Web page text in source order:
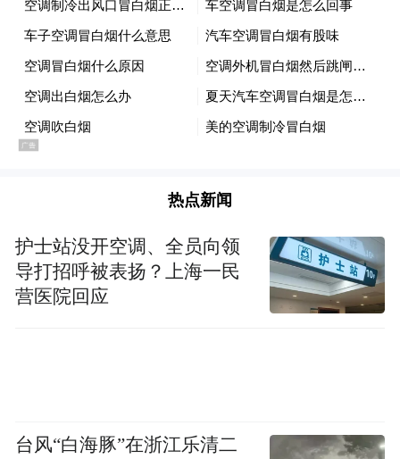
彼时，南屯码头项目主要包括对南屯码头升
级改造，建设接待、停车、宾馆、餐饮等旅
游服务设施，总面积10.9公顷，其中三级保
护区3.4公顷，二级保护区（海域）7.5公顷。
近期，南屯码头项目迎来新进展。根据青岛
热点新闻
护士站没开空调、全员向领
导打招呼被表扬？上海一民
营医院回应
台风“白海豚”在浙江乐清二